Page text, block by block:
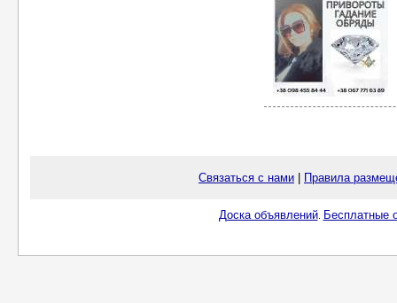
Связаться с нами Правила
Доска объявлений. Бесплатные